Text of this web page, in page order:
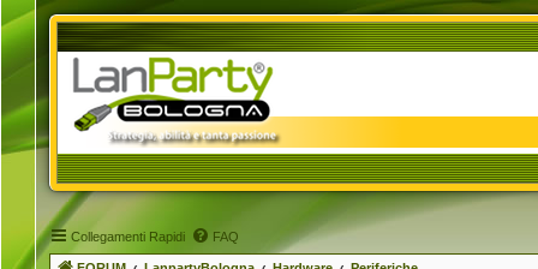
Collegamenti Rapidi FAQ